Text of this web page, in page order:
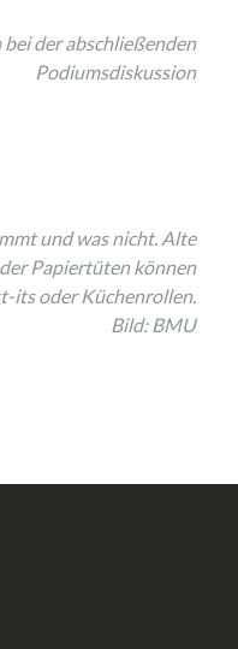
der abschließenden
Podiumsdiskussion
und was nicht. Alte
Papiertüten können
its oder Küchenrollen.
Bild: BMU